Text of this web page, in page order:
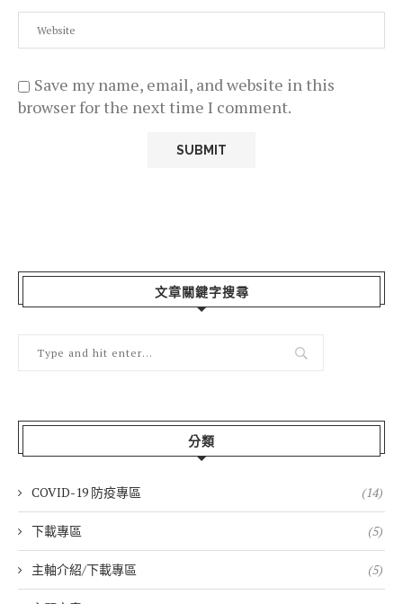
Save my name, email, and website in this
browser for the next time I comment.
文章關鍵字搜尋
分類
COVID-19 防疫專區 (14)
下載專區 (5)
主軸介紹/下載專區 (5)